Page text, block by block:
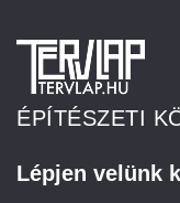
ÉPÍTÉSZETI
Lépjen velünk